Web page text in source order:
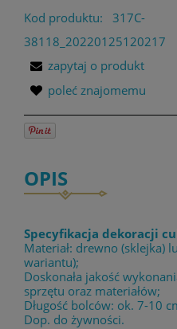
Kod produktu:
317C-
38118_20220125120217
zapytaj o produkt
poleć znajomemu
OPIS
Specyfikacja dekoracji
Materiał: drewno (sklejka)
wariantu);
Doskonała jakość
sprzętu oraz materiałów;
Długość bolców: ok. 7-10
Dop. do żywności.